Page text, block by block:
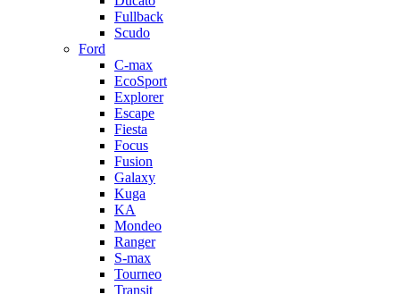
Fullback
Scudo
Ford
C-max
EcoSport
Explorer
Escape
Fiesta
Focus
Fusion
Galaxy
Kuga
KA
Mondeo
Ranger
S-max
Tourneo
Transit